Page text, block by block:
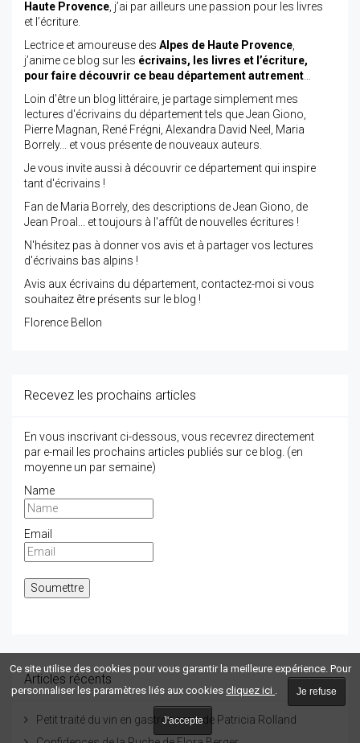
Haute Provence, j’ai par ailleurs une passion pour les livres
et l’écriture.
Lectrice et amoureuse des Alpes de Haute Provence,
j’anime ce blog sur les écrivains, les livres et l’écriture,
pour faire découvrir ce beau département autrement…
Loin d'être un blog littéraire, je partage simplement mes
lectures d'écrivains du département tels que Jean Giono,
Pierre Magnan, René Frégni, Alexandra David Neel, Maria
Borrely... et vous présente de nouveaux auteurs.
Je vous invite aussi à découvrir ce département qui inspire
tant d'écrivains !
Fan de Maria Borrely, des descriptions de Jean Giono, de
Jean Proal... et toujours à l'affût de nouvelles écritures !
N'hésitez pas à donner vos avis et à partager vos lectures
d'écrivains bas alpins !
Avis aux écrivains du département, contactez-moi si vous
souhaitez être présents sur le blog !
Florence Bellon
Recevez les prochains articles
En vous inscrivant ci-dessous, vous recevrez directement
par e-mail les prochains articles publiés sur ce blog. (en
moyenne un par semaine)
Name
Email
Articles récents
Petit traité du vin en gastronomie de Patricia Rolland
Ce site utilise des cookies pour vous garantir la meilleure expérience. Pour
personnaliser les paramètres liés aux cookiescliquez ici . Je refuse
J'accepte